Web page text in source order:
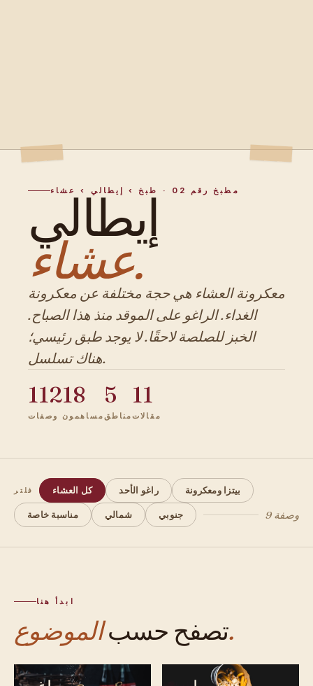
مطبخ رقم 02 · طبخ › إيطالي › عشاء إيطالي
عشاء.
معكرونة العشاء هي حجة مختلفة عن معكرونة
الغداء. الراغو على الموقد منذ هذا الصباح.
الخبز للصلصة لاحقًا. لا يوجد طبق رئيسي؛
هناك تسلسل.
112
وصفات
18
مساهمون
5
مناطق
11
مقالات
فلتر كل العشاء راغو الأحد بيتزا ومعكرونة
مناسبة خاصة شمالي جنوبي 9 وصفة
ابدأ هنا
تصفح حسبالموضوع.